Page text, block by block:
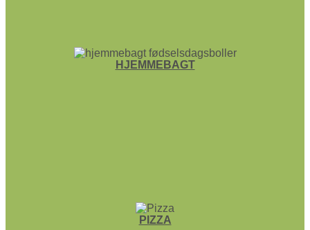
HJEMME­BAGT
PIZZA